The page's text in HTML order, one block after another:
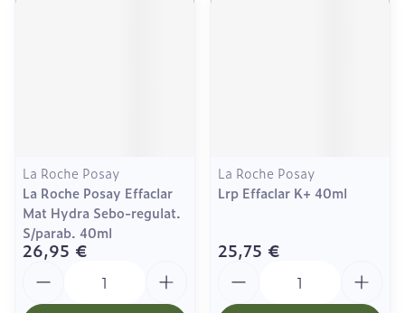
La Roche Posay
La Roche Posay Effaclar
Mat Hydra Sebo-regulat.
S/parab. 40ml
26,95 €
La Roche Posay
Lrp Effaclar K+ 40ml
25,75 €